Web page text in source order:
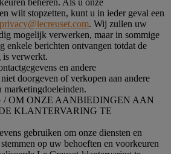
wilt stopzetten, kunt u in ieder geval een
privacy@lecreuset.com. Wij zullen uw
mogelijk verwerken, maar in sommige
enkele berichten ontvangen totdat de
verwerkt.
en andere
doorgeven of verkopen aan andere
/ OM ONZE AANBIEDINGEN AAN
KLANTERVARING TE
gebruiken om onze diensten en
op uw behoeften en voorkeuren